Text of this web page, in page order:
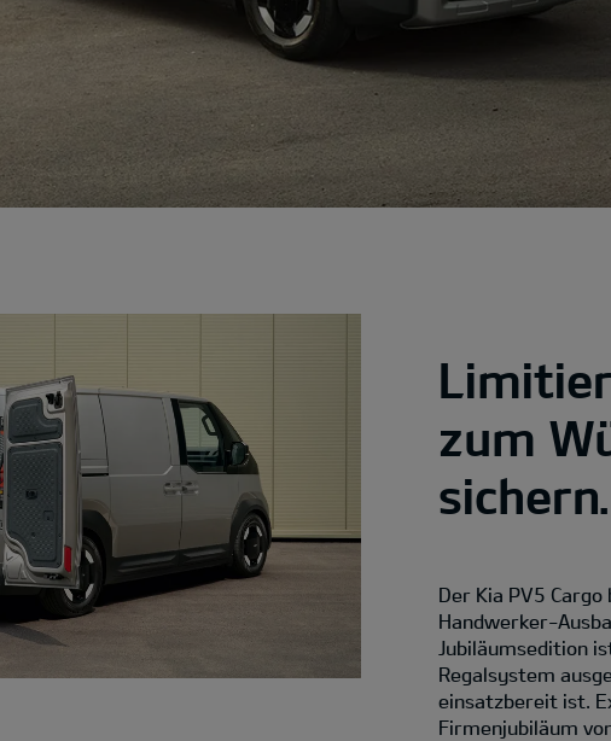
zum
sichern.
Der Kia PV5
Handwerker-
Jubiläumsedition
Regalsystem
einsatzbereit ist.
Firmenjubiläum